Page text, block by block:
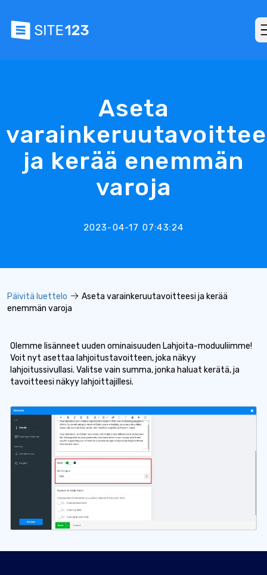
Aseta
ja kerää enemmän
varoja
2023-04-17 07:43:24
Päivitä luettelo
Aseta varainkeruutavoitteesi ja kerää
enemmän varoja
Olemme lisänneet uuden ominaisuuden Lahjoita-moduuliimme!
Voit nyt asettaa lahjoitustavoitteen, joka näkyy
lahjoitussivullasi. Valitse vain summa, jonka haluat kerätä, ja
tavoitteesi näkyy lahjoittajillesi.